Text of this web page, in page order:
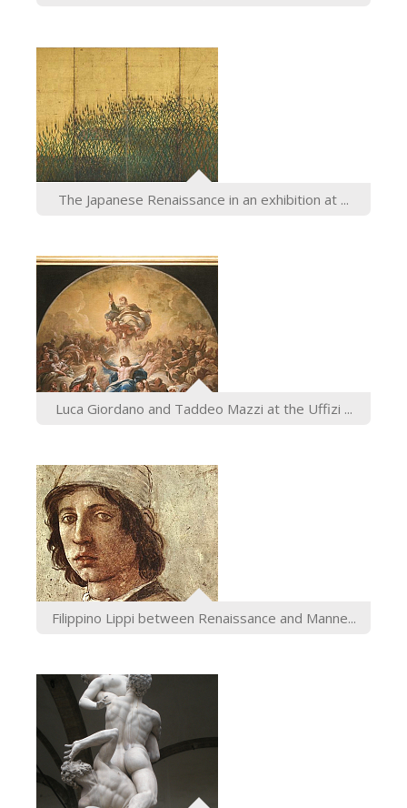
The Japanese Renaissance in an exhibition at ...
Luca Giordano and Taddeo Mazzi at the Uffizi ...
Filippino Lippi between Renaissance and Manne...